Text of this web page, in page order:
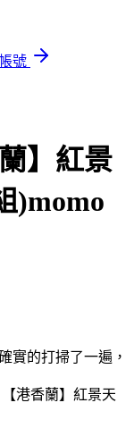
號
】紅景
)momo
實的打掃了一遍，
港香蘭】紅景天